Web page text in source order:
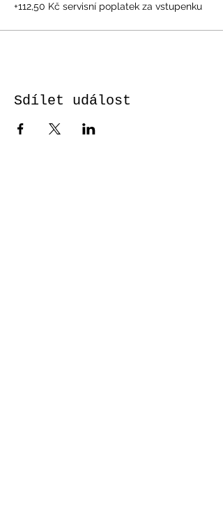
+112,50 Kč servisní poplatek za vstupenku
Sdílet událost